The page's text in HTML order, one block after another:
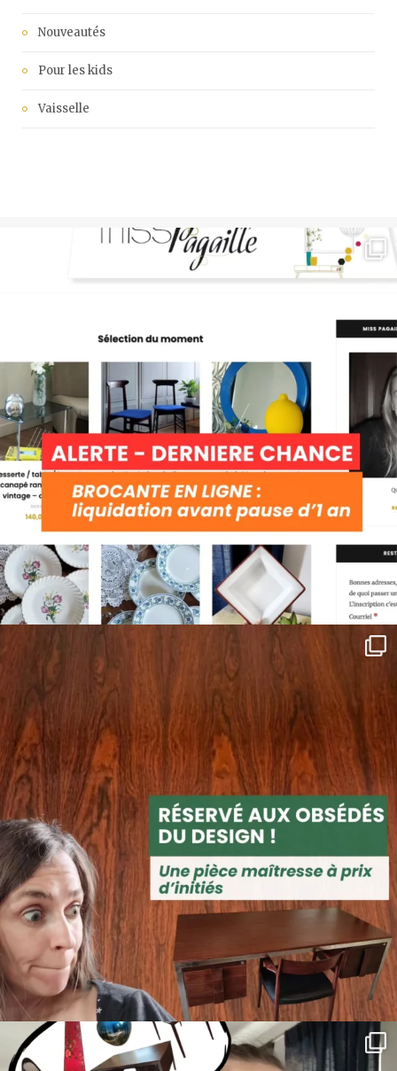
Nouveautés
Pour les kids
Vaisselle